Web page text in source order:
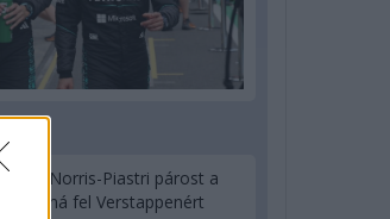
a Norris-Piastri párost a
borítaná fel Verstappenért